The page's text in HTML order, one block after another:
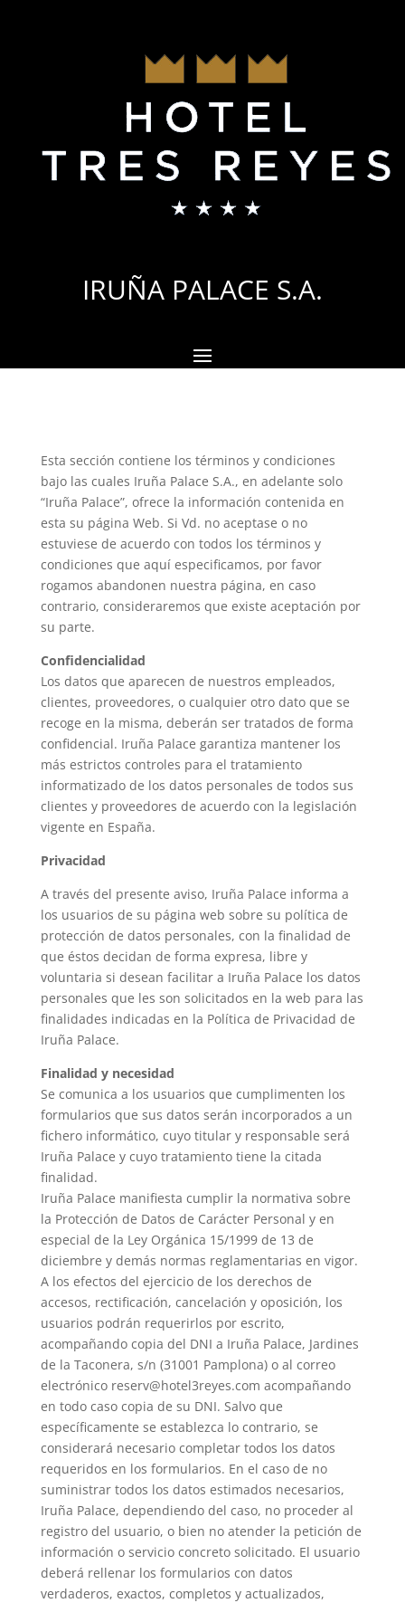
IRUÑA PALACE S.A.
Esta sección contiene los términos y condiciones
bajo las cuales Iruña Palace S.A., en adelante solo
“Iruña Palace”, ofrece la información contenida en
esta su página Web. Si Vd. no aceptase o no
estuviese de acuerdo con todos los términos y
condiciones que aquí especificamos, por favor
rogamos abandonen nuestra página, en caso
contrario, consideraremos que existe aceptación por
su parte.
Confidencialidad
Los datos que aparecen de nuestros empleados,
clientes, proveedores, o cualquier otro dato que se
recoge en la misma, deberán ser tratados de forma
confidencial. Iruña Palace garantiza mantener los
más estrictos controles para el tratamiento
informatizado de los datos personales de todos sus
clientes y proveedores de acuerdo con la legislación
vigente en España.
Privacidad
A través del presente aviso, Iruña Palace informa a
los usuarios de su página web sobre su política de
protección de datos personales, con la finalidad de
que éstos decidan de forma expresa, libre y
voluntaria si desean facilitar a Iruña Palace los datos
personales que les son solicitados en la web para las
finalidades indicadas en la Política de Privacidad de
Iruña Palace.
Finalidad y necesidad
Se comunica a los usuarios que cumplimenten los
formularios que sus datos serán incorporados a un
fichero informático, cuyo titular y responsable será
Iruña Palace y cuyo tratamiento tiene la citada
finalidad.
Iruña Palace manifiesta cumplir la normativa sobre
la Protección de Datos de Carácter Personal y en
especial de la Ley Orgánica 15/1999 de 13 de
diciembre y demás normas reglamentarias en vigor.
A los efectos del ejercicio de los derechos de
accesos, rectificación, cancelación y oposición, los
usuarios podrán requerirlos por escrito,
acompañando copia del DNI a Iruña Palace, Jardines
de la Taconera, s/n (31001 Pamplona) o al correo
electrónico reserv@hotel3reyes.com acompañando
en todo caso copia de su DNI. Salvo que
específicamente se establezca lo contrario, se
considerará necesario completar todos los datos
requeridos en los formularios. En el caso de no
suministrar todos los datos estimados necesarios,
Iruña Palace, dependiendo del caso, no proceder al
registro del usuario, o bien no atender la petición de
información o servicio concreto solicitado. El usuario
deberá rellenar los formularios con datos
verdaderos, exactos, completos y actualizados,